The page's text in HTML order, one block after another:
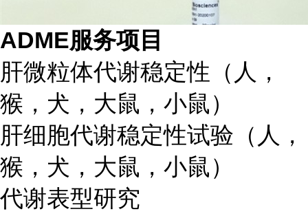
ADME服务项目
肝微粒体代谢稳定性（人，
猴，犬，大鼠，小鼠）
肝细胞代谢稳定性试验（人，
猴，犬，大鼠，小鼠）
代谢表型研究